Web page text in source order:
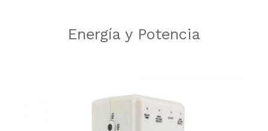
Energía y Potencia